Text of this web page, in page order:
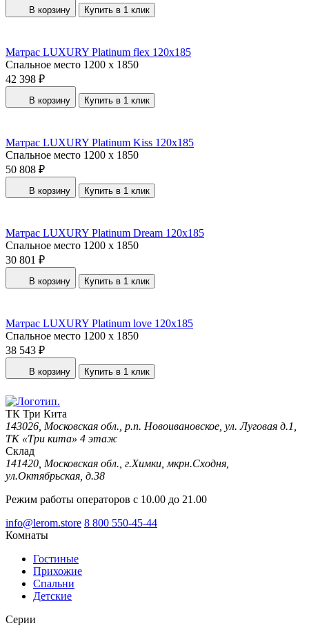
В корзину Купить в 1 клик
Матрас LUXURY Platinum flex 120x185
Спальное место 1200 x 1850
42 398 ₽
В корзину Купить в 1 клик
Матрас LUXURY Platinum Kiss 120x185
Спальное место 1200 x 1850
50 808 ₽
В корзину Купить в 1 клик
Матрас LUXURY Platinum Dream 120x185
Спальное место 1200 x 1850
30 801 ₽
В корзину Купить в 1 клик
Матрас LUXURY Platinum love 120x185
Спальное место 1200 x 1850
38 543 ₽
В корзину Купить в 1 клик
ТК Три Кита
143026, Московская обл., р.п. Новоивановское, ул. Луговая д.1,
ТК «Три кита» 4 этаж
Склад
141420, Московская обл., г.Химки, мкрн.Сходня,
ул.Октябрьская, д.38
Режим работы операторов с 10.00 до 21.00
info@lerom.store 8 800 550-45-44
Комнаты
Гостиные
Прихожие
Спальни
Детские
Серии